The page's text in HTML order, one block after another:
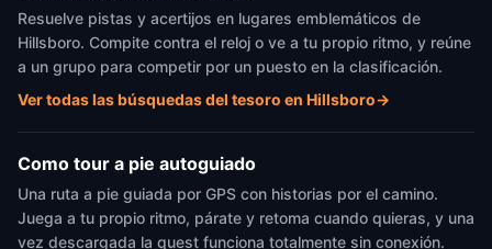
Resuelve pistas y acertijos en lugares emblemáticos de
Hillsboro. Compite contra el reloj o ve a tu propio ritmo, y reúne
a un grupo para competir por un puesto en la clasificación.
Ver todas las búsquedas del tesoro en Hillsboro→
Como tour a pie autoguiado
Una ruta a pie guiada por GPS con historias por el camino.
Juega a tu propio ritmo, párate y retoma cuando quieras, y una
vez descargada la quest funciona totalmente sin conexión.